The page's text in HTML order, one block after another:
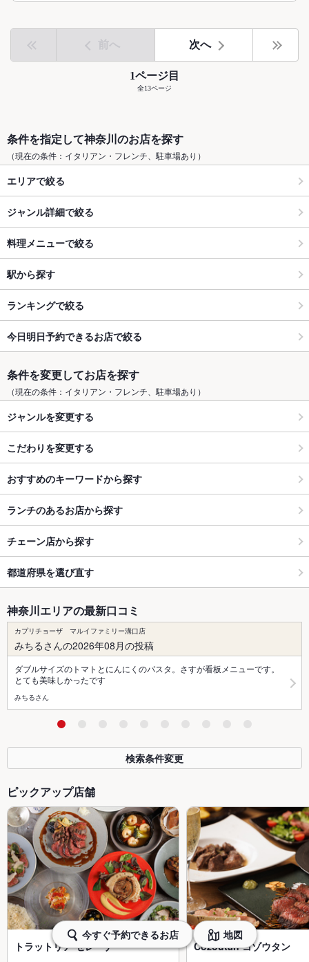
前へ 次へ
1ページ目
全13ページ
条件を指定して神奈川のお店を探す
（現在の条件：イタリアン・フレンチ、駐車場あり）
エリアで絞る
ジャンル詳細で絞る
料理メニューで絞る
駅から探す
ランキングで絞る
今日明日予約できるお店で絞る
条件を変更してお店を探す
（現在の条件：イタリアン・フレンチ、駐車場あり）
ジャンルを変更する
こだわりを変更する
おすすめのキーワードから探す
ランチのあるお店から探す
チェーン店から探す
都道府県を選び直す
神奈川エリアの最新口コミ
カプリチョーザ マルイファミリー溝口店
みちるさんの2026年08月の投稿
ダブルサイズのトマトとにんにくのパスタ。さすが看板メニューです。
とても美味しかったです
みちるさん
検索条件変更
ピックアップ店舗
トラットリア セレーナ Cozoutan コゾウタン
今すぐ予約できるお店 地図